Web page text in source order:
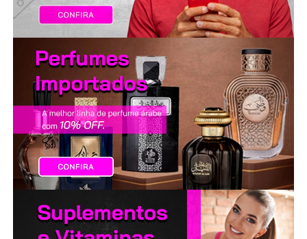
LANÇAMENTOS